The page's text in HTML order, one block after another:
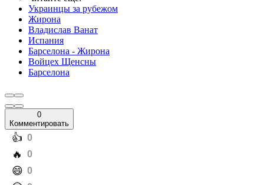
Украинцы за рубежом
Жирона
Владислав Ванат
Испания
Барселона - Жирона
Войцех Щенсны
Барселона
0
Комментировать
️👍 0
️🔥 0
️😄 0